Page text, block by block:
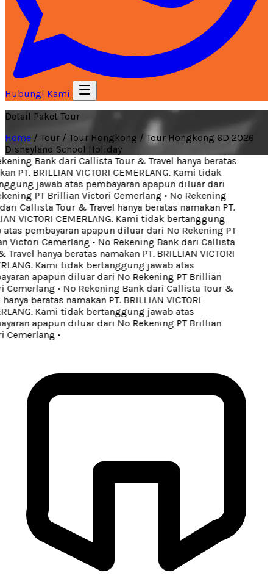
Hubungi Kami
Detail Paket Tour
Home / Tour / Tour Hongkong / Tour Hongkong 6D 2026
Disneyland School Holiday
Bank dari Callista Tour & Travel hanya beratas
PT. BRILLIAN VICTORI CEMERLANG. Kami tidak
jawab atas pembayaran apapun diluar dari
PT Brillian Victori Cemerlang• No Rekening
Callista Tour & Travel hanya beratas namakan PT.
VICTORI CEMERLANG. Kami tidak bertanggung
pembayaran apapun diluar dari No Rekening PT
Victori Cemerlang• No Rekening Bank dari Callista
hanya beratas namakan PT. BRILLIAN VICTORI
Kami tidak bertanggung jawab atas
apapun diluar dari No Rekening PT Brillian
• No Rekening Bank dari Callista Tour &
beratas namakan PT. BRILLIAN VICTORI
Kami tidak bertanggung jawab atas
apapun diluar dari No Rekening PT Brillian
•